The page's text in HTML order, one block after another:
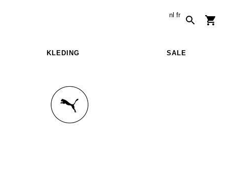
nl fr
KLEDING SALE